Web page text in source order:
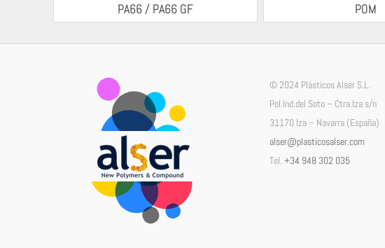
PA66 / PA66 GF POM
© 2024 Plásticos Alser S.L.
Pol.Ind.del Soto – Ctra.Iza s/n
31170 Iza – Navarra (España)
alser@plasticosalser.com
Tel. +34 948 302 035